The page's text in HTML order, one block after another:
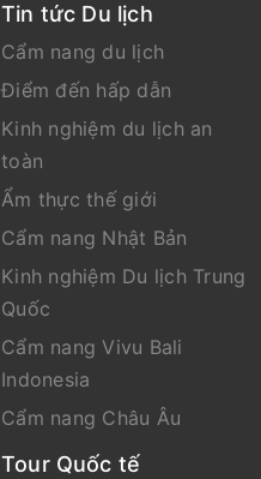
Tin tức Du lịch
Cẩm nang du lịch
Điểm đến hấp dẫn
Kinh nghiệm du lịch an
toàn
Ẩm thực thế giới
Cẩm nang Nhật Bản
Kinh nghiệm Du lịch Trung
Quốc
Cẩm nang Vivu Bali
Indonesia
Cẩm nang Châu Âu
Tour Quốc tế